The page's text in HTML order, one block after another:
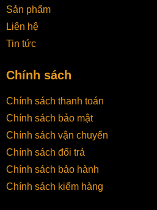
Sản phẩm
Liên hệ
Tin tức
Chính sách
Chính sách thanh toán
Chính sách bảo mật
Chính sách vận chuyển
Chính sách đổi trả
Chính sách bảo hành
Chính sách kiểm hàng